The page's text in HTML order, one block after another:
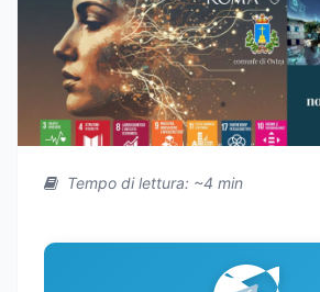
Tempo di lettura: ~4 min